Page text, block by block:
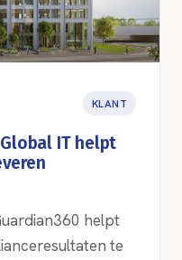
KLANT
IT helpt
helpt
te